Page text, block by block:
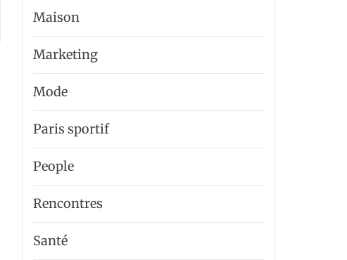
Maison
Marketing
Mode
Paris sportif
People
Rencontres
Santé